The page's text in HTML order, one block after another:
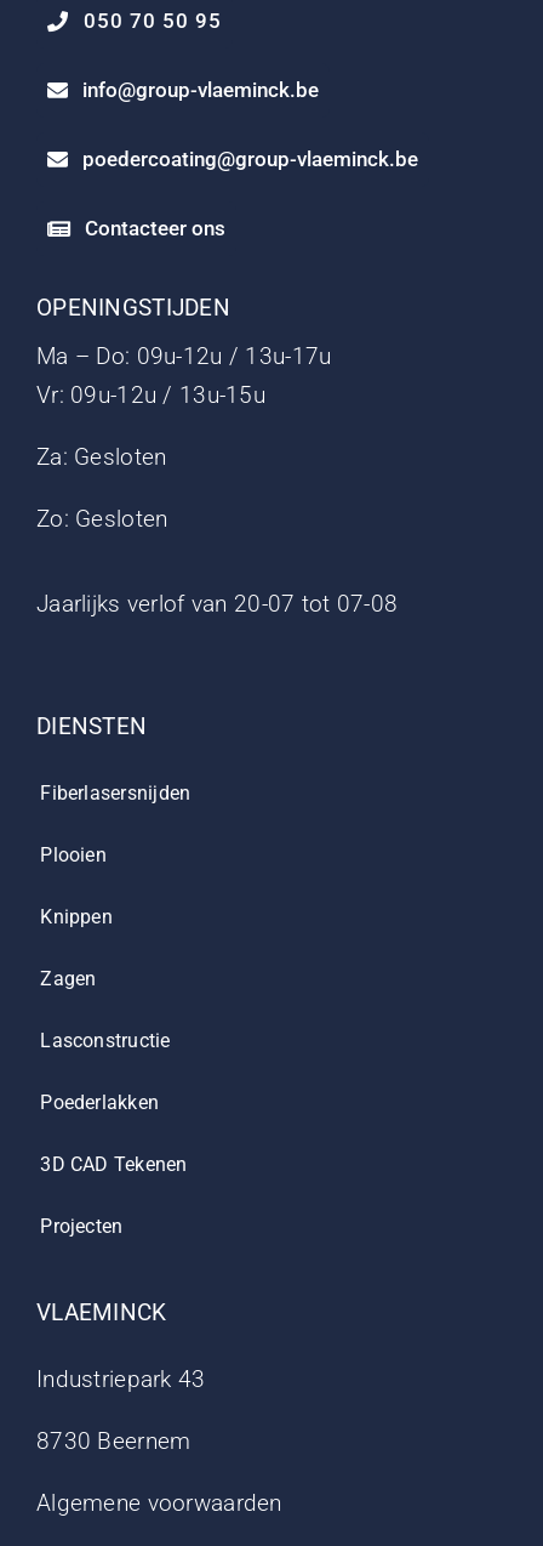
050 70 50 95
info@group-vlaeminck.be
poedercoating@group-vlaeminck.be
Contacteer ons
OPENINGSTIJDEN
Ma – Do: 09u-12u / 13u-17u
Vr: 09u-12u / 13u-15u
Za: Gesloten
Zo: Gesloten
Jaarlijks verlof van 20-07 tot 07-08
DIENSTEN
Fiberlasersnijden
Plooien
Knippen
Zagen
Lasconstructie
Poederlakken
3D CAD Tekenen
Projecten
VLAEMINCK
Industriepark 43
8730 Beernem
Algemene voorwaarden